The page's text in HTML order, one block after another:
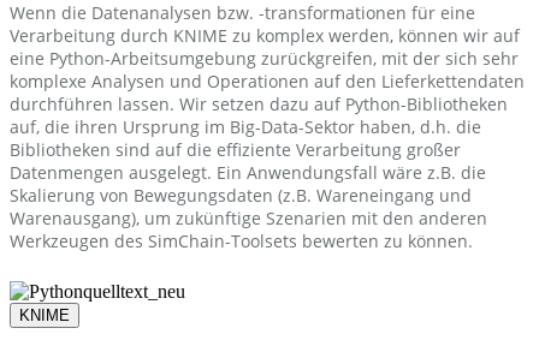
Wenn die Datenanalysen bzw. -transformationen für eine
Verarbeitung durch KNIME zu komplex werden, können wir auf
eine Python-Arbeitsumgebung zurückgreifen, mit der sich sehr
komplexe Analysen und Operationen auf den Lieferkettendaten
durchführen lassen. Wir setzen dazu auf Python-Bibliotheken
auf, die ihren Ursprung im Big-Data-Sektor haben, d.h. die
Bibliotheken sind auf die effiziente Verarbeitung großer
Datenmengen ausgelegt. Ein Anwendungsfall wäre z.B. die
Skalierung von Bewegungsdaten (z.B. Wareneingang und
Warenausgang), um zukünftige Szenarien mit den anderen
Werkzeugen des SimChain-Toolsets bewerten zu können.
KNIME